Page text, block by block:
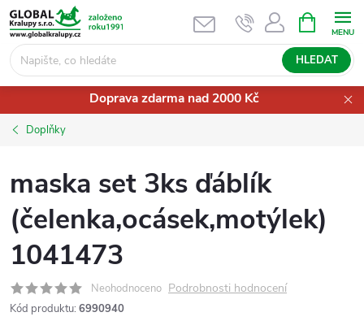
Přejít
na
obsah
HLEDAT
NÁKUPNÍ
KOŠÍK
Doprava zdarma nad 2000 Kč
Doplňky
maska set 3ks ďáblík
(čelenka,ocásek,motýlek)
1041473
Neohodnoceno Podrobnosti hodnocení
Kód produktu: 6990940